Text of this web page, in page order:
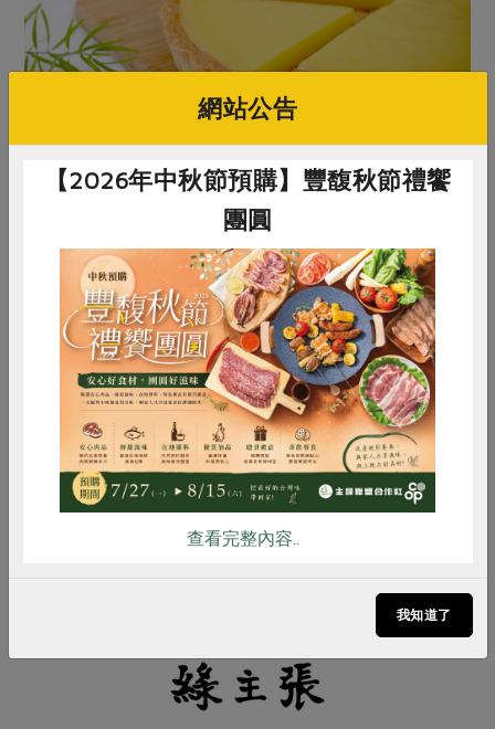
吃｜低負擔的幸福蛋糕
合作社所供應的蛋糕，堅持成分單純，以天然食材取代人
工添加物。像是今年新品「檸檬塔」，內餡僅使用奶油、
檸檬汁、糖、蛋，一口咬下就是滿口天然檸檬香氣及酸甜
味，香酥的塔皮清新可口，5月初夏食用十分清爽。此
外，還有重乳酪系「洛神花乳酪蛋糕」、無麩質「檸檬輕
乳酪糙米蛋糕」、減油版「香橙磅蛋糕」等多款風味及選
POINT：兼具健康與享受的美味蛋糕，與家人共享輕鬆時
惜食 RPET 食譜 減硝酸鹽
雞蛋 食安 共同購買
網站公告
【2026年中秋節預購】豐馥秋節禮饗
團圓
查看完整內容..
我知道了